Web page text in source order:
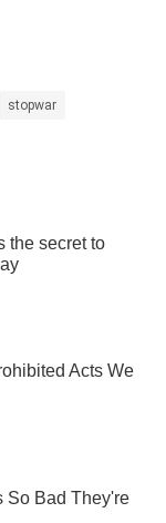
stopwar